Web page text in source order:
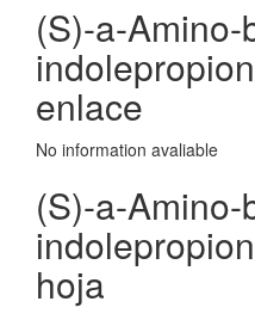
(S)-a-Amino-
enlace
No information avaliable
(S)-a-Amino-
hoja